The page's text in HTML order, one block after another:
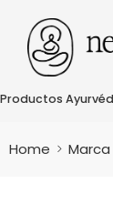
Productos
Home Marca